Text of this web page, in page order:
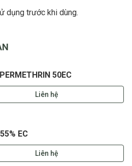
dụng trước khi dùng.
50EC
Liên hệ
EC
Liên hệ